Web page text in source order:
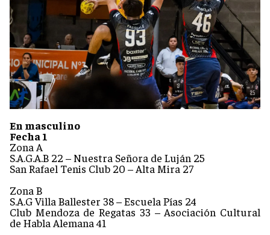
En masculino
Fecha 1
Zona A
S.A.G.A.B 22 – Nuestra Señora de Luján 25
San Rafael Tenis Club 20 – Alta Mira 27
Zona B
S.A.G Villa Ballester 38 – Escuela Pías 24
Club Mendoza de Regatas 33 – Asociación Cultural
de Habla Alemana 41